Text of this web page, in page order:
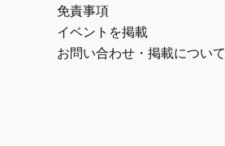
免責事項
イベントを掲載
お問い合わせ・掲載について